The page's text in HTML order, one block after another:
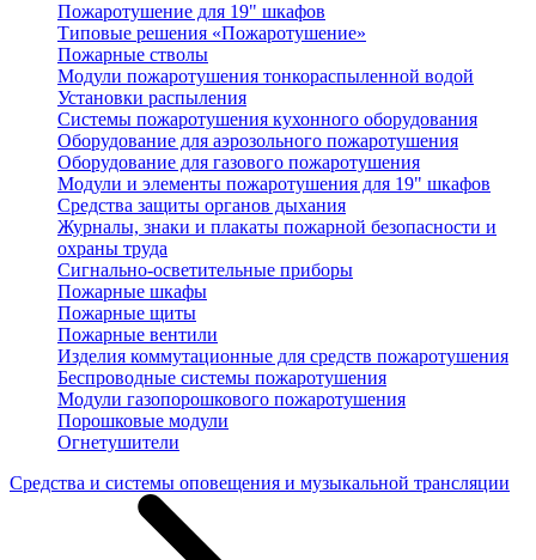
Пожаротушение для 19" шкафов
Типовые решения «Пожаротушение»
Пожарные стволы
Модули пожаротушения тонкораспыленной водой
Установки распыления
Системы пожаротушения кухонного оборудования
Оборудование для аэрозольного пожаротушения
Оборудование для газового пожаротушения
Модули и элементы пожаротушения для 19" шкафов
Средства защиты органов дыхания
Журналы, знаки и плакаты пожарной безопасности и
охраны труда
Сигнально-осветительные приборы
Пожарные шкафы
Пожарные щиты
Пожарные вентили
Изделия коммутационные для средств пожаротушения
Беспроводные системы пожаротушения
Модули газопорошкового пожаротушения
Порошковые модули
Огнетушители
Средства и системы оповещения и музыкальной трансляции